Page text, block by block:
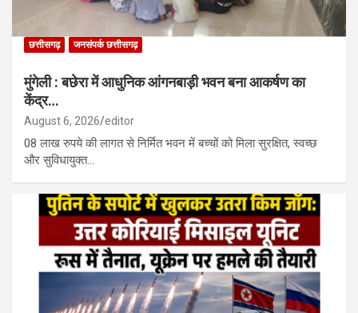
छत्तीसगढ़ जनसंपर्क छत्तीसगढ़
मुंगेली : बछेरा में आधुनिक आंगनबाड़ी भवन बना आकर्षण का
केंद्र…
August 6, 2026 editor
08 लाख रुपये की लागत से निर्मित भवन में बच्चों को मिला सुरक्षित, स्वच्छ
और सुविधायुक्त…